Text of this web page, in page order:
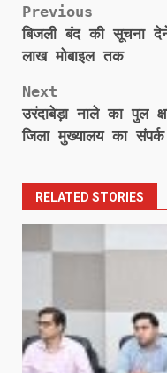
Post
navigation
Previous
बिजली बंद की सूचना
लाख मोबाइल तक
Next
उरंदाबेड़ा नाले का पुल
जिला मुख्यालय का
RELATED STORIES